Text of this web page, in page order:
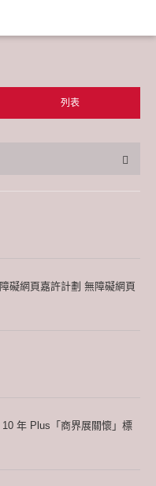
列表
礙網頁嘉許計劃 無障礙網頁
年 Plus「商界展關懷」標